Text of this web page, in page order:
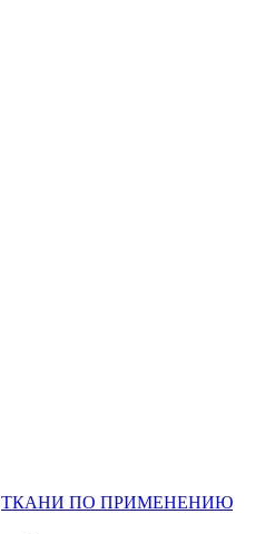
ТКАНИ ПО ПРИМЕНЕНИЮ